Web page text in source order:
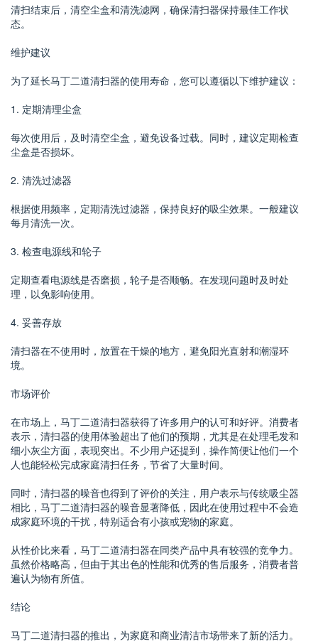
清扫结束后，清空尘盒和清洗滤网，确保清扫器保持最佳工作状
态。
维护建议
为了延长马丁二道清扫器的使用寿命，您可以遵循以下维护建议：
1. 定期清理尘盒
每次使用后，及时清空尘盒，避免设备过载。同时，建议定期检查
尘盒是否损坏。
2. 清洗过滤器
根据使用频率，定期清洗过滤器，保持良好的吸尘效果。一般建议
每月清洗一次。
3. 检查电源线和轮子
定期查看电源线是否磨损，轮子是否顺畅。在发现问题时及时处
理，以免影响使用。
4. 妥善存放
清扫器在不使用时，放置在干燥的地方，避免阳光直射和潮湿环
境。
市场评价
在市场上，马丁二道清扫器获得了许多用户的认可和好评。消费者
表示，清扫器的使用体验超出了他们的预期，尤其是在处理毛发和
细小灰尘方面，表现突出。不少用户还提到，操作简便让他们一个
人也能轻松完成家庭清扫任务，节省了大量时间。
同时，清扫器的噪音也得到了评价的关注，用户表示与传统吸尘器
相比，马丁二道清扫器的噪音显著降低，因此在使用过程中不会造
成家庭环境的干扰，特别适合有小孩或宠物的家庭。
从性价比来看，马丁二道清扫器在同类产品中具有较强的竞争力。
虽然价格略高，但由于其出色的性能和优秀的售后服务，消费者普
遍认为物有所值。
结论
马丁二道清扫器的推出，为家庭和商业清洁市场带来了新的活力。